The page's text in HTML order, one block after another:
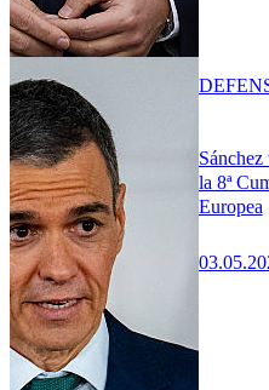
la 8ª
Europea